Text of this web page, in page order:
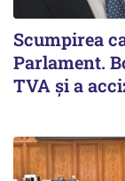
Scumpirea
Parlament.
TVA și a